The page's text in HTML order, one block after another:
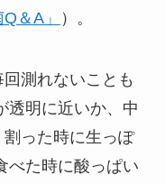
＆A」
）。
測れないことも
透明に近いか、中
った時に生っぽ
べた時に酸っぱい